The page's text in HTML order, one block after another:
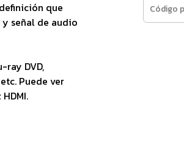
que
señal de audio
ray DVD,
Puede ver